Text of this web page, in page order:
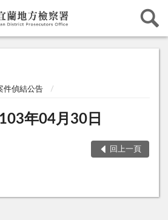
件偵結公告
年04月30日
回上一頁